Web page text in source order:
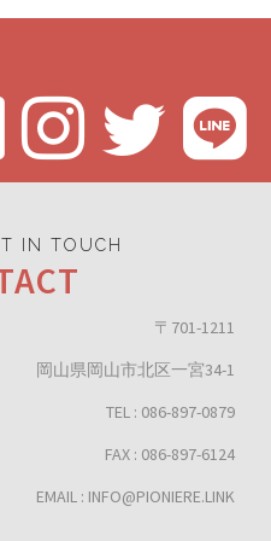
IN TOUCH
〒701-1211
岡山県岡山市北区一宮34-1
TEL : 086-897-0879
FAX : 086-897-6124
EMAIL : INFO@PIONIERE.LINK